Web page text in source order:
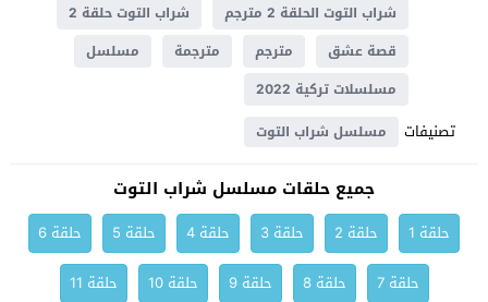
شراب التوت الحلقة 2 مترجم
شراب التوت حلقة 2
قصة عشق
مترجم مترجمة
مسلسل
مسلسلات تركية 2022
تصنيفات مسلسل شراب التوت
جميع حلقات مسلسل شراب التوت
حلقة 1 حلقة 2 حلقة 3 حلقة 4 حلقة 5
حلقة 6
حلقة 7
حلقة 8 حلقة 9 حلقة 10
حلقة 11